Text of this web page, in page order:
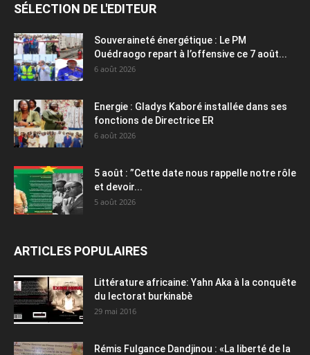
SÉLECTION DE L'EDITEUR
Souveraineté énergétique : Le PM
Ouédraogo repart à l’offensive ce 7 août...
6 août 2026
Energie : Gladys Kaboré installée dans ses
fonctions de Directrice ER
6 août 2026
5 août : ”Cette date nous rappelle notre rôle
et devoir...
5 août 2026
ARTICLES POPULAIRES
Littérature africaine: Yahn Aka à la conquête
du lectorat burkinabè
29 mai 2016
Rémis Fulgance Dandjinou : «La liberté de la